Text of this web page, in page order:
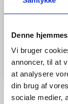
Denne
Vi bruger
annoncer, til at
at analysere
din brug af
sociale medier,